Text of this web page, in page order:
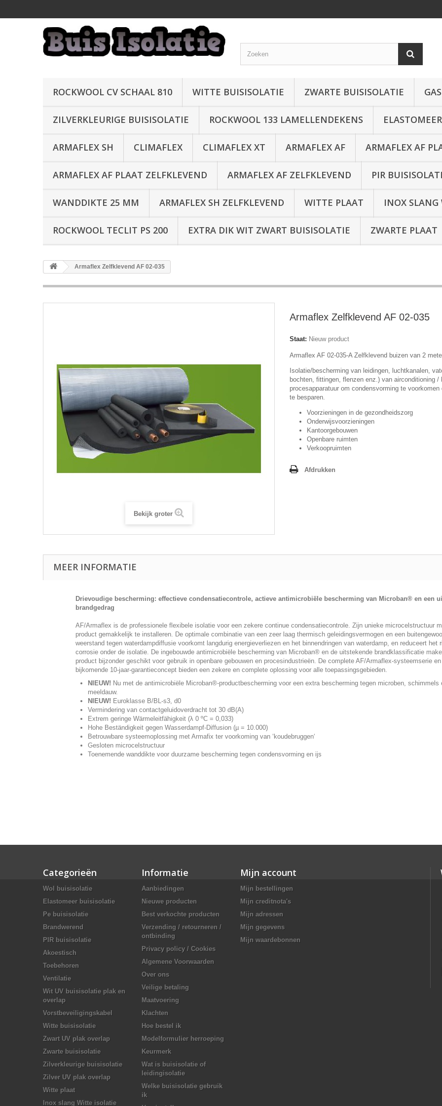
ROCKWOOL CV SCHAAL 810 WITTE BUISISOLATIE ZWARTE BUISISOLATIE
ZILVERKLEURIGE BUISISOLATIE ROCKWOOL 133 LAMELLENDEKENS
ARMAFLEX SH CLIMAFLEX CLIMAFLEX XT ARMAFLEX AF ARMAFLEX AF
ARMAFLEX AF PLAAT ZELFKLEVEND ARMAFLEX AF ZELFKLEVEND PIR
WANDDIKTE 25 MM ARMAFLEX SH ZELFKLEVEND WITTE PLAAT INOX
ROCKWOOL TECLIT PS 200 EXTRA DIK WIT ZWART BUISISOLATIE ZWARTE PLAAT
Armaflex Zelfklevend AF 02-035
Bekijk groter
Armaflex Zelfklevend AF 02-035
Staat: Nieuw product
Armaflex AF 02-035-A Zelfklevend buizen van 2
Isolatie/bescherming van leidingen, luchtkanalen,
bochten, fittingen, flenzen enz.) van airconditioning /
procesapparatuur om condensvorming te voorkomen
te besparen.
Voorzieningen in de gezondheidszorg
Onderwijsvoorzieningen
Kantoorgebouwen
Openbare ruimten
Verkoopruimten
Afdrukken
MEER INFORMATIE
Drievoudige bescherming: effectieve condensatiecontrole, actieve antimicrobiële bescherming van Microban® en een
brandgedrag
AF/Armaflex is de professionele flexibele isolatie voor een zekere continue condensatiecontrole. Zijn unieke microcelstructuur
product gemakkelijk te installeren. De optimale combinatie van een zeer laag thermisch geleidingsvermogen en een
weerstand tegen waterdampdiffusie voorkomt langdurig energieverliezen en het binnendringen van waterdamp, en reduceert het
corrosie onder de isolatie. De ingebouwde antimicrobiële bescherming van Microban® en de uitstekende brandklassificatie
product bijzonder geschikt voor gebruik in openbare gebouwen en procesindustrieën. De complete AF/Armaflex-systeemserie
bijkomende 10-jaar-garantieconcept bieden een zekere en complete oplossing voor alle toepassingsgebieden.
NIEUW! Nu met de antimicrobiële Microban®-productbescherming voor een extra bescherming tegen microben, schimmels
meeldauw.
NIEUW! Euroklasse B/BL-s3, d0
Vermindering van contactgeluidoverdracht tot 30 dB(A)
Extrem geringe Wärmeleitfähigkeit (λ 0 ºC = 0,033)
Hohe Beständigkeit gegen Wasserdampf-Diffusion (µ = 10.000)
Betrouwbare systeemoplossing met Armafix ter voorkoming van ‘koudebruggen‘
Gesloten microcelstructuur
Toenemende wanddikte voor duurzame bescherming tegen condensvorming en ijs
Categorieën
Wol buisisolatie
Elastomeer buisisolatie
Pe buisisolatie
Brandwerend
PIR buisisolatie
Akoestisch
Toebehoren
Ventilatie
Wit UV buisisolatie plak en
overlap
Vorstbeveiligingskabel
Witte buisisolatie
Zwart UV plak overlap
Zwarte buisisolatie
Zilverkleurige buisisolatie
Zilver UV plak overlap
Witte plaat
Inox slang Witte isolatie
Informatie
Aanbiedingen
Nieuwe producten
Best verkochte producten
Verzending / retourneren /
ontbinding
Privacy policy / Cookies
Algemene Voorwaarden
Over ons
Veilige betaling
Maatvoering
Klachten
Hoe bestel ik
Modelformulier herroeping
Keurmerk
Wat is buisisolatie of
leidingisolatie
Welke buisisolatie gebruik
ik
Mijn account
Mijn bestellingen
Mijn creditnota's
Mijn adressen
Mijn gegevens
Mijn waardebonnen